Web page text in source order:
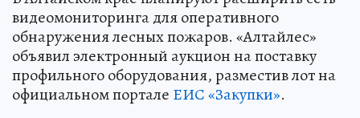
видеомониторинга для оперативного
обнаружения лесных пожаров. «Алтайлес»
объявил электронный аукцион на поставку
профильного оборудования, разместив лот на
официальном портале ЕИС «Закупки».